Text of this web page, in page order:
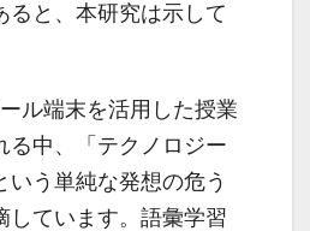
ると、本研究は示して
ル端末を活用した授業
る中、「テクノロジー
いう単純な発想の危う
しています。語彙学習